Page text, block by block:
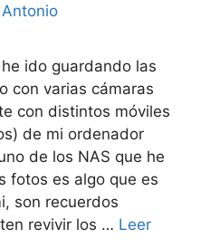
ido guardando las
con varias cámaras
con distintos móviles
de mi ordenador
de los NAS que he
fotos es algo que es
son recuerdos
revivir los … Leer